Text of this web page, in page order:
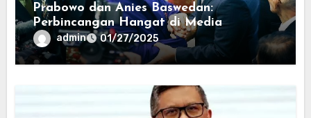
Prabowo dan Anies Baswedan:
Perbincangan Hangat di Media
admin 01/27/2025